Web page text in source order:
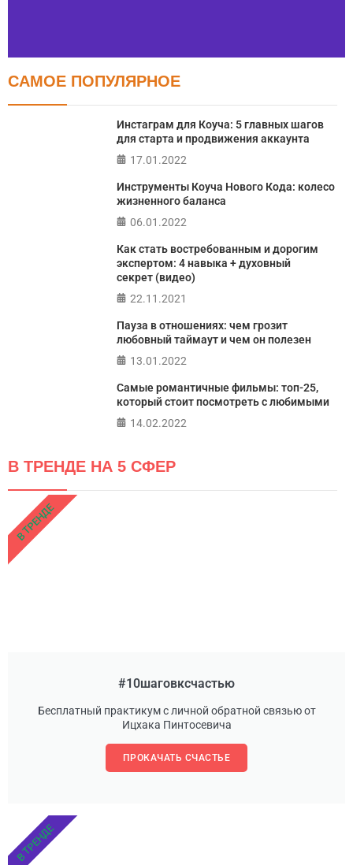
Тест FERMI
в 5 главных сферах
САМОЕ ПОПУЛЯРНОЕ
Инстаграм для Коуча: 5 главных шагов
для старта и продвижения аккаунта
17.01.2022
Инструменты Коуча Нового Кода: колесо
жизненного баланса
06.01.2022
Как стать востребованным и дорогим
экспертом: 4 навыка + духовный
секрет (видео)
22.11.2021
Пауза в отношениях: чем грозит
любовный таймаут и чем он полезен
13.01.2022
Самые романтичные фильмы: топ-25,
который стоит посмотреть с любимыми
14.02.2022
В ТРЕНДЕ НА 5 СФЕР
#10шаговксчастью
Бесплатный практикум с личной обратной связью от
Ицхака Пинтосевича
ПРОКАЧАТЬ СЧАСТЬЕ
В ТРЕНДЕ
В ТРЕНДЕ